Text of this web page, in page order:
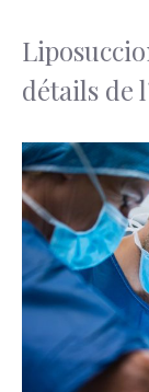
détails de